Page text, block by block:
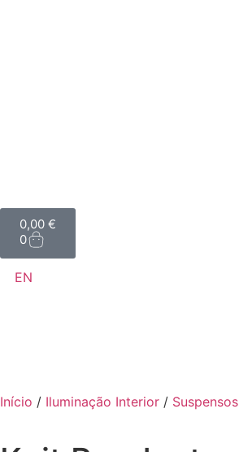
0,00 €
0
EN
Início / Iluminação Interior / Suspensos